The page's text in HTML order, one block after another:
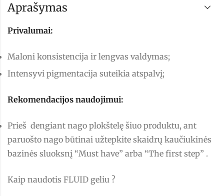
Aprašymas
Privalumai:
Maloni konsistencija ir lengvas valdymas;
Intensyvi pigmentacija suteikia atspalvį;
Rekomendacijos naudojimui:
Prieš dengiant nago plokštelę šiuo produktu, ant
paruošto nago būtinai užtepkite skaidrų kaučiukinės
bazinės sluoksnį “Must have” arba “The first step” .
Kaip naudotis FLUID geliu ?